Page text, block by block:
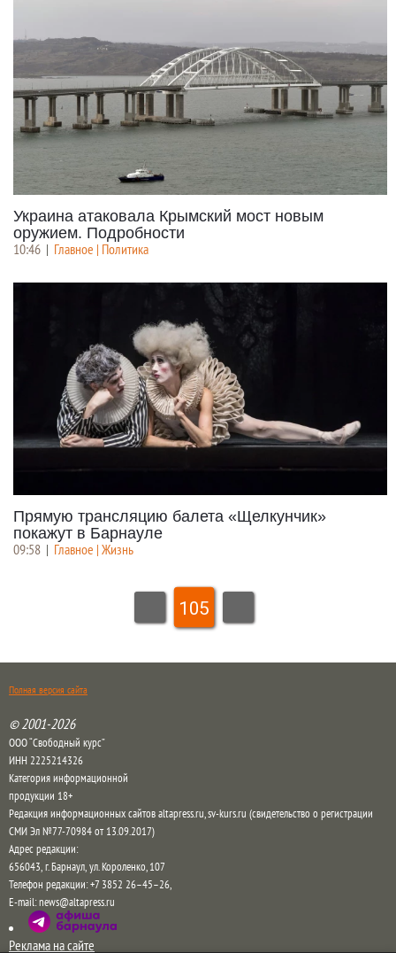
Украина атаковала Крымский мост новым
оружием. Подробности
10:46 | Главное | Политика
Прямую трансляцию балета «Щелкунчик»
покажут в Барнауле
09:58 | Главное | Жизнь
105
Полная версия сайта
© 2001-2026
ООО “Свободный курс”
ИНН 2225214326
Категория информационной
продукции 18+
Редакция информационных сайтов altapress.ru, sv-kurs.ru (свидетельство о регистрации
СМИ Эл №77-70984 от 13.09.2017)
Адрес редакции:
656043,г. Барнаул,ул. Короленко, 107
Телефон редакции:+7 3852 26–45–26,
E-mail:news@altapress.ru
Реклама на сайте